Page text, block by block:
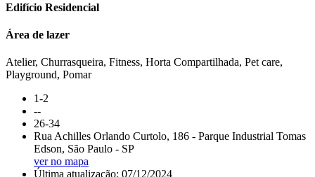
Edifício Residencial
Área de lazer
Atelier, Churrasqueira, Fitness, Horta Compartilhada, Pet care,
Playground, Pomar
1-2
--
26-34
Rua Achilles Orlando Curtolo, 186 - Parque Industrial Tomas
Edson, São Paulo - SP
ver no mapa
Última atualização: 07/12/2024